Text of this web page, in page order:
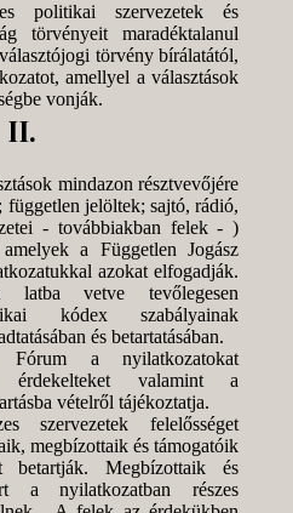
politikai szervezetek és
törvényeit maradéktalanul
törvény bírálatától,
amellyel a választások
vonják.
II.
mindazon résztvevőjére
független jelöltek; sajtó, rádió,
- továbbiakban felek - )
a Független Jogász
azokat elfogadják.
vetve tevőlegesen
kódex szabályainak
és betartatásában.
a nyilatkozatokat
valamint a
vételről tájékoztatja.
szervezetek felelősséget
megbízottaik és támogatóik
betartják. Megbízottaik és
a nyilatkozatban részes